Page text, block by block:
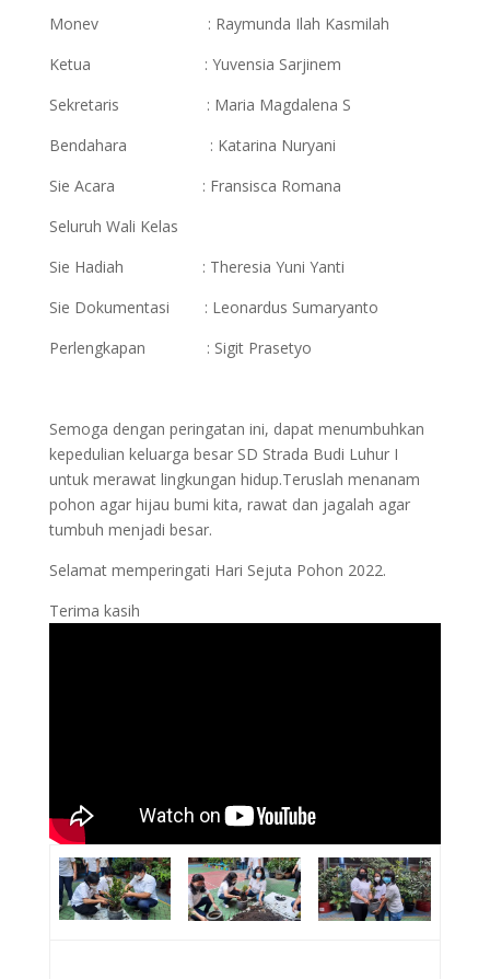
Monev : Raymunda Ilah Kasmilah
Ketua : Yuvensia Sarjinem
Sekretaris : Maria Magdalena S
Bendahara : Katarina Nuryani
Sie Acara : Fransisca Romana
Seluruh Wali Kelas
Sie Hadiah : Theresia Yuni Yanti
Sie Dokumentasi : Leonardus Sumaryanto
Perlengkapan : Sigit Prasetyo
Semoga dengan peringatan ini, dapat menumbuhkan
kepedulian keluarga besar SD Strada Budi Luhur I
untuk merawat lingkungan hidup.Teruslah menanam
pohon agar hijau bumi kita, rawat dan jagalah agar
tumbuh menjadi besar.
Selamat memperingati Hari Sejuta Pohon 2022.
Terima kasih